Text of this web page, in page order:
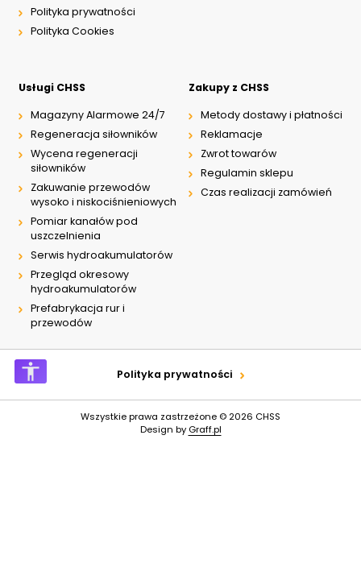
Polityka prywatności
Polityka Cookies
Usługi CHSS
Magazyny Alarmowe 24/7
Regeneracja siłowników
Wycena regeneracji
siłowników
Zakuwanie przewodów
wysoko i niskociśnieniowych
Pomiar kanałów pod
uszczelnienia
Serwis hydroakumulatorów
Przegląd okresowy
hydroakumulatorów
Prefabrykacja rur i
przewodów
Zakupy z CHSS
Metody dostawy i płatności
Reklamacje
Zwrot towarów
Regulamin sklepu
Czas realizacji zamówień
Polityka prywatności
Wszystkie prawa zastrzeżone © 2026 CHSS
Design by Graff.pl